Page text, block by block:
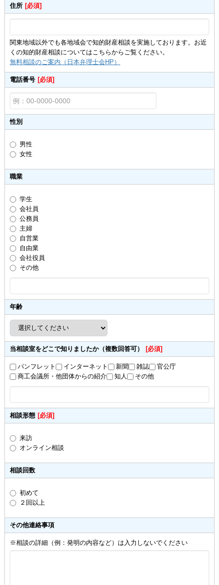
住所 [必須]
関東地域以外でも各地域会で知的財産相談を実施しております。お近
くの知的財産相談についてはこちらからご覧ください。
無料相談のご案内（日本弁理士会HP）
電話番号 [必須]
性別
男性
女性
職業
学生
会社員
公務員
主婦
自営業
自由業
会社役員
その他
年齢
当相談室をどこで知りましたか（複数回答可） [必須]
パンフレット インターネット 新聞 雑誌
官公庁
商工会議所・他団体からの紹介
知人 その他
相談形態 [必須]
来訪
オンライン相談
相談回数
初めて
２回以上
その他連絡事項
※相談の詳細（例：発明の内容など）は入力しないでください